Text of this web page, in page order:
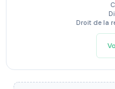
Droit de la